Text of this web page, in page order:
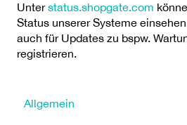
Unterstatus.shopgate.com
Status unserer Systeme
auch für Updates zu bspw.
registrieren.
Allgemein